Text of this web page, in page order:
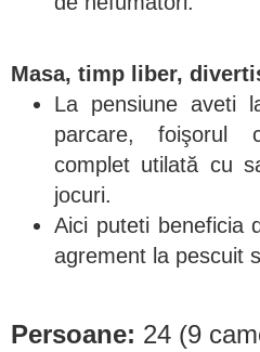
Masa, timp liber,
La pensiune aveti
parcare, foişorul
complet utilată cu
jocuri.
Aici puteti beneficia
agrement la pescuit
Persoane: 24 (9